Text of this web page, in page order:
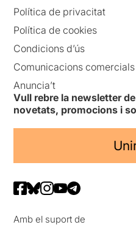
Política de privacitat
Política de cookies
Condicions d’ús
Comunicacions
Anuncia’t
Vull rebre la newsletter
novetats, promocions i
Amb el suport de